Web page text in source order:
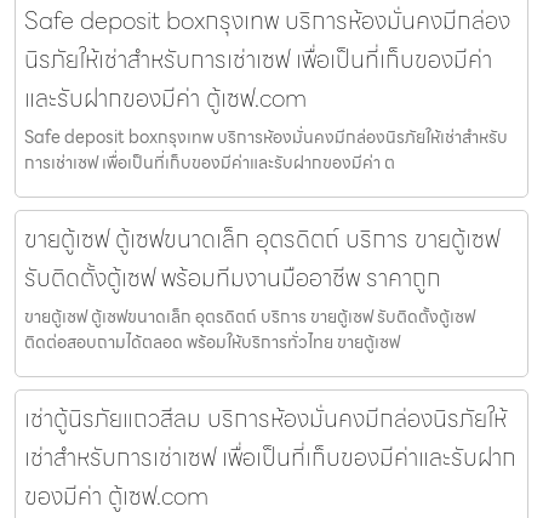
Safe deposit boxกรุงเทพ บริการห้องมั่นคงมีกล่อง
นิรภัยให้เช่าสำหรับการเช่าเซฟ เพื่อเป็นที่เก็บของมีค่า
และรับฝากของมีค่า ตู้เซฟ.com
Safe deposit boxกรุงเทพ บริการห้องมั่นคงมีกล่องนิรภัยให้เช่าสำหรับ
การเช่าเซฟ เพื่อเป็นที่เก็บของมีค่าและรับฝากของมีค่า ต
ขายตู้เซฟ ตู้เซฟขนาดเล็ก อุตรดิตถ์ บริการ ขายตู้เซฟ
รับติดตั้งตู้เซฟ พร้อมทีมงานมืออาชีพ ราคาถูก
ขายตู้เซฟ ตู้เซฟขนาดเล็ก อุตรดิตถ์ บริการ ขายตู้เซฟ รับติดตั้งตู้เซฟ
ติดต่อสอบถามได้ตลอด พร้อมให้บริการทั่วไทย ขายตู้เซฟ
เช่าตู้นิรภัยแถวสีลม บริการห้องมั่นคงมีกล่องนิรภัยให้
เช่าสำหรับการเช่าเซฟ เพื่อเป็นที่เก็บของมีค่าและรับฝาก
ของมีค่า ตู้เซฟ.com